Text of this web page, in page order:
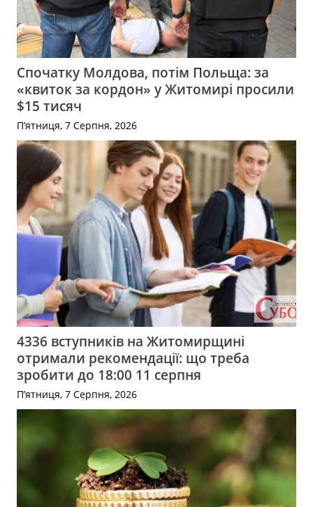
Спочатку Молдова, потім Польща: за
«квиток за кордон» у Житомирі просили
$15 тисяч
П’ятниця, 7 Серпня, 2026
4336 вступників на Житомирщині
отримали рекомендації: що треба
зробити до 18:00 11 серпня
П’ятниця, 7 Серпня, 2026